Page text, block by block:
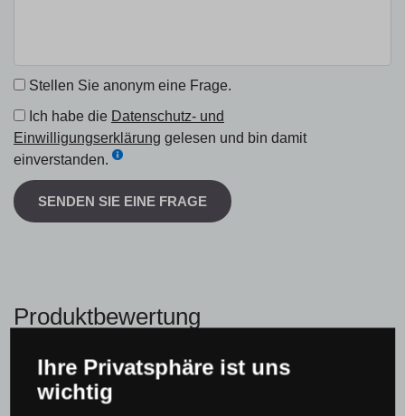
Stellen Sie anonym eine Frage.
Ich habe die Datenschutz- und
Einwilligungserklärung gelesen und bin damit
einverstanden.
SENDEN SIE EINE FRAGE
Produktbewertung
Gesamtwertung
Ihre Privatsphäre ist uns
wichtig